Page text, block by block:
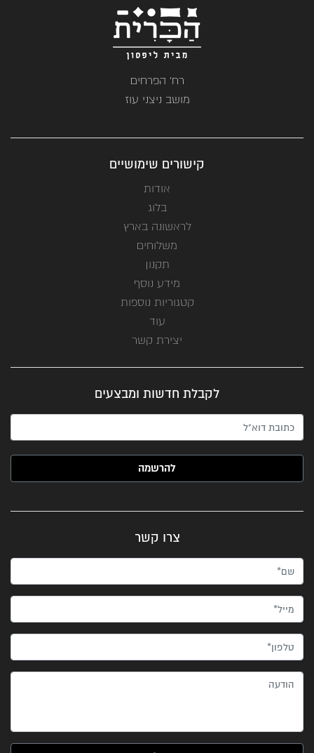
רח' הפרחים
מושב ניצני עוז
קישורים שימושיים
אודות
בלוג
לראשונה בארץ
משלוחים
תקנון
מידע נוסף
קטגוריות נוספות
עוד
יצירת קשר
לקבלת חדשות ומבצעים
האימייל שלך (חובה)
צרו קשר